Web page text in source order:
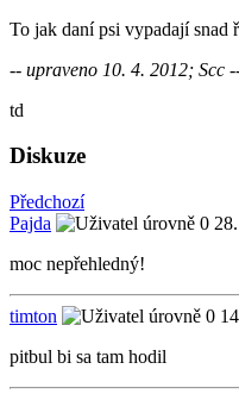
To jak daní psi vypadají snad
-- upraveno 10. 4. 2012; Scc
td
Diskuze
Předchozí
Pajda
moc nepřehledný!
timton
pitbul bi sa tam hodil